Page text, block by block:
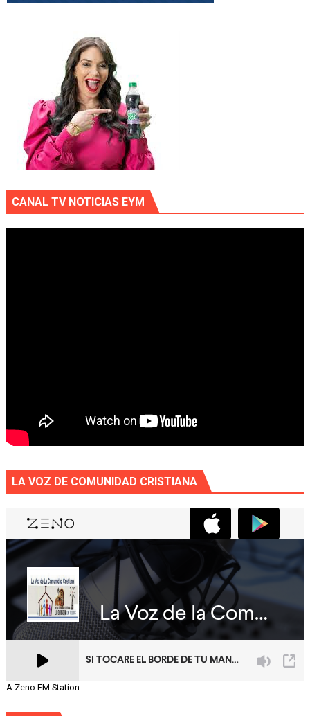
CANAL TV NOTICIAS EYM
LA VOZ DE COMUNIDAD CRISTIANA
A Zeno.FM Station